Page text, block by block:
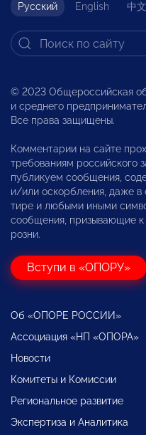
Русский English 中文
© 2023 Общероссийская
и среднего
Все права защищены.
Комментарии на сайте
требованиям российского
публикуем сообщения,
и/или оскорбления, даже в
тире и любыми иными
сообщения, призывающие
розни.
Вступи в «ОПОРУ»
Об «ОПОРЕ РОССИИ»
Ассоциация «НП «ОПОРА»
Новости
Комитеты и Комиссии
Региональное развитие
Экспертиза и Аналитика